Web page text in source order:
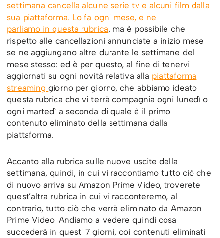
settimana cancella alcune serie tv e alcuni film dalla
sua piattaforma. Lo fa ogni mese, e ne
parliamo in questa rubrica, ma è possibile che
rispetto alle cancellazioni annunciate a inizio mese
se ne aggiungano altre durante le settimane del
mese stesso: ed è per questo, al fine di tenervi
aggiornati su ogni novità relativa alla piattaforma
streaminggiorno per giorno, che abbiamo ideato
questa rubrica che vi terrà compagnia ogni lunedì o
ogni martedì a seconda di quale è il primo
contenuto eliminato della settimana dalla
piattaforma.
Accanto alla rubrica sulle nuove uscite della
settimana, quindi, in cui vi raccontiamo tutto ciò che
di nuovo arriva su Amazon Prime Video, troverete
quest’altra rubrica in cui vi racconteremo, al
contrario, tutto ciò che verrà eliminato da Amazon
Prime Video. Andiamo a vedere quindi cosa
succederà in questi 7 giorni, coi contenuti eliminati